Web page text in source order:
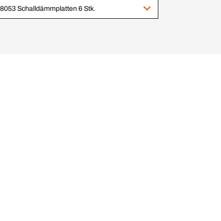
Schalldämmplatten 6 Stk.